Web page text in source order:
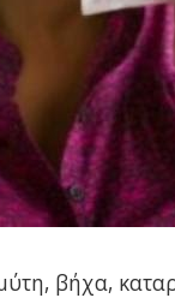
βήχα,